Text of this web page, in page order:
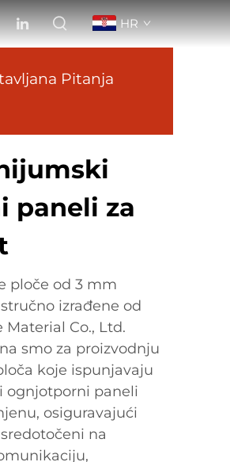
HR
Pitanja
paneli za
ploče od 3 mm
izrađene od
Co., Ltd.
smo za proizvodnju
koje ispunjavaju
ognjotporni paneli
osiguravajući
na